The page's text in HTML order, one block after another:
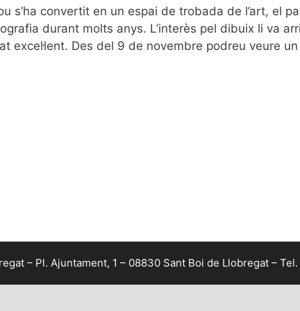
s’ha convertit en un espai de trobada de l’art, el
durant molts anys. L’interès pel dibuix li va
excel·lent. Des del 9 de novembre podreu veure
– Pl. Ajuntament, 1 – 08830 Sant Boi de Llobregat –